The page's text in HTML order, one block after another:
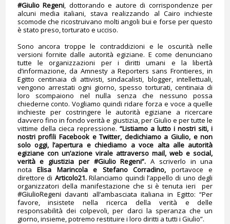
#Giulio Regeni, dottorando e autore di corrispondenze per
alcuni media italiani, stava realizzando al Cairo inchieste
scomode che ricostruivano molti angoli bui e forse per questo
è stato preso, torturato e ucciso.
Sono ancora troppe le contraddizioni e le oscurità nelle
versioni fornite dalle autorità egiziane. E come denunciano
tutte le organizzazioni per i diritti umani e la libertà
d’informazione, da Amnesty a Reporters sans Frontieres, in
Egitto centinaia di attivisti, sindacalisti, blogger, intellettuali,
vengono arrestati ogni giorno, spesso torturati, centinaia di
loro scompaiono nel nulla senza che nessuno possa
chiederne conto. Vogliamo quindi ridare forza e voce a quelle
inchieste per costringere le autorità egiziane a ricercare
davvero fino in fondo verità e giustizia, per Giulio e per tutte le
vittime della cieca repressione. “Listiamo a lutto i nostri siti, i
nostri profili Facebook e Twitter, dedichiamo a Giulio, e non
solo oggi, l’apertura e chiediamo a voce alta alle autorità
egiziane con un’azione virale attraverso mail, web e social,
verità e giustizia per #Giulio Regeni”.A scriverlo in una
notaElisa Marincola e Stefano Corradino, portavoce e
direttore di Articolo21.Rilanciamo quindi l’appello di uno degli
organizzatori della manifestazione che si è tenuta ieri per
#‎GiulioRegeni davanti all’ambasciata italiana in Egitto: “Per
favore, insistete nella ricerca della verità e delle
responsabilità dei colpevoli, per darci la speranza che un
giorno, insieme, potremo restituire i loro diritti a tutti i Giulio”.